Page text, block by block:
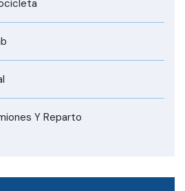
Y Reparto